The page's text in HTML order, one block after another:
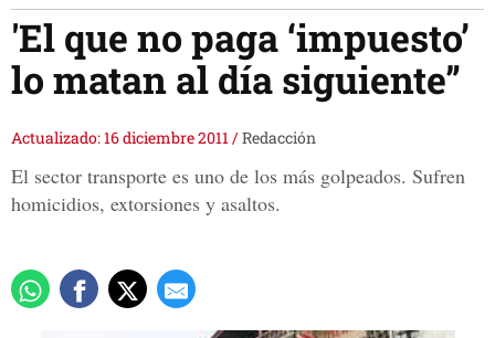
'El que no paga ‘impuesto’
lo matan al día siguiente”
Actualizado: 16 diciembre 2011/Redacción
El sector transporte es uno de los más golpeados. Sufren
homicidios, extorsiones y asaltos.